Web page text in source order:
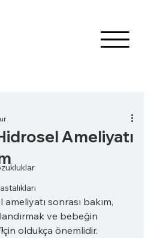
Ameliyatı
sonrası bakım,
ve bebeğin
oldukça önemlidir.